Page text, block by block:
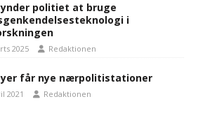
politiet at bruge
i
2025 Redaktionen
får nye nærpolitistationer
2021 Redaktionen